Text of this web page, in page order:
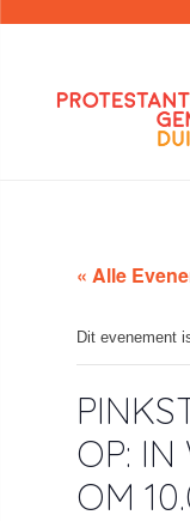
« Alle
Dit evenement
OP: IN
OM